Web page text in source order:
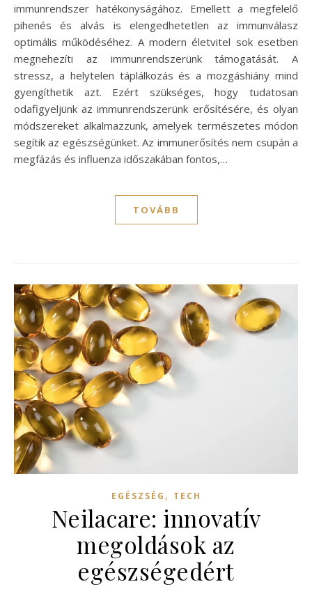
immunrendszer hatékonyságához. Emellett a megfelelő
pihenés és alvás is elengedhetetlen az immunválasz
optimális működéséhez. A modern életvitel sok esetben
megnehezíti az immunrendszerünk támogatását. A
stressz, a helytelen táplálkozás és a mozgáshiány mind
gyengíthetik azt. Ezért szükséges, hogy tudatosan
odafigyeljünk az immunrendszerünk erősítésére, és olyan
módszereket alkalmazzunk, amelyek természetes módon
segítik az egészségünket. Az immunerősítés nem csupán a
megfázás és influenza időszakában fontos,…
TOVÁBB
EGÉSZSÉG , TECH
Neilacare: innovatív
megoldások az
egészségedért